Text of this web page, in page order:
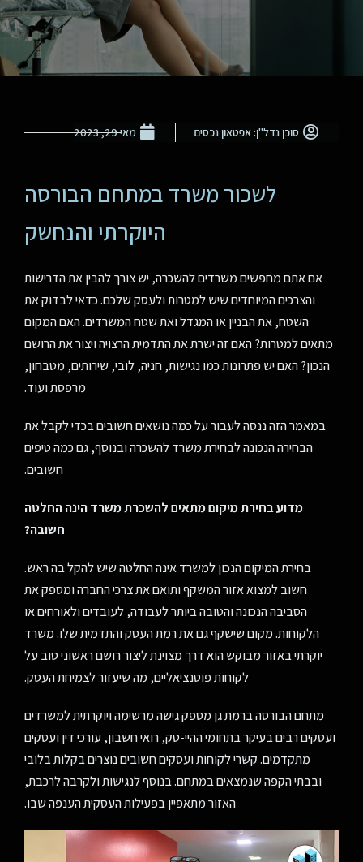
סוכן נדל"ן: אפטאון נכסים מאי 29, 2023
לשכור משרד במתחם הבורסה
היוקרתי והנחשק
אם אתם מחפשים משרדים להשכרה, יש צורך להבין את הדרישות
והצרכים המיוחדים שיש למטרות ולעסק שלכם. כדאי לבדוק את
השטח, את הבניין או המגדל ואת שטח המשרדים. האם המקום
מתאים למטרות? האם זה ישרת את התדמית הרצויה ויצור את הרושם
הנכון? האם יש פתרונות כמו נגישות, חניה, לובי, שירותים, מטבחון,
מרפסת ועוד.
במאמר הזה ננסה לעבור על כמה נושאים חשובים בכדי לקבל את
הבחירה הנכונה לבחירת משרד להשכרה ובנוסף, גם כמה טיפים
חשובים.
מדוע בחירת מיקום מתאים להשכרת משרד הינה החלטה
חשובה?
בחירת המיקום הנכון למשרד אינה החלטה שיש להקל בה ראש.
חשוב למצוא אזור המשקף ותואם את צרכי החברה ומספק את
הסביבה הנכונה והטובה ביותר לעבודה, לעובדים ולאורחים או
הלקוחות. מקום שישקף גם את רמת העסק והתדמית שלו. משרד
יוקרתי באזור מבוקש הוא דרך מצוינת ליצור רושם ראשוני טוב על
לקוחות פוטנציאליים, מה שיעזור לצמיחת העסק.
מתחם הבורסה ברמת גן מספק גישה מרשימה ויוקרתית למשרדים
ועסקים רבים בעיקר בתחומי ההיי-טק, רואי חשבון, עורכי דין ועסקים
מתקדמים. קשרי לקוחות ועסקים חשובים נוצרים בקלות בלובי
ובבתי הקפה שנמצאים במתחם. בנוסף לנגישות ולקרבה לרכבת,
האזור מתאפיין בפעילות העסקית הענפה שבו.